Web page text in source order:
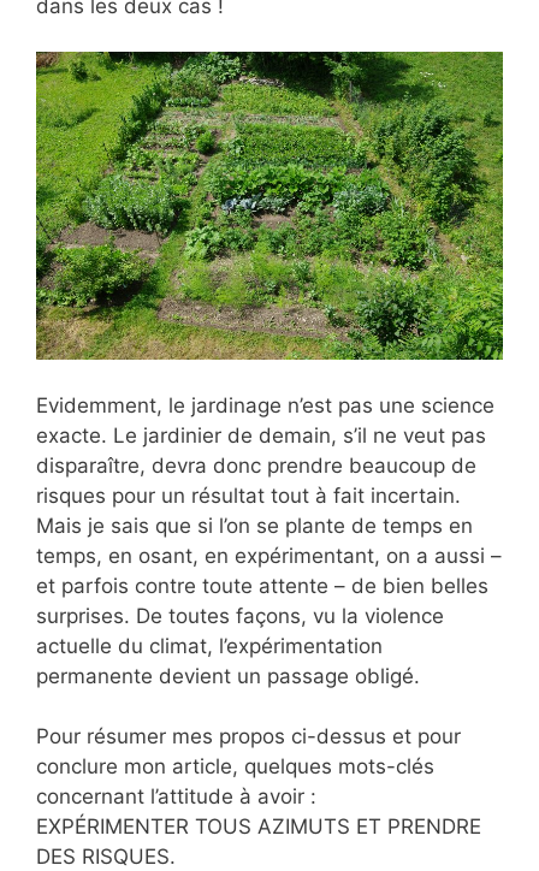
dans les deux cas !
Evidemment, le jardinage n’est pas une science
exacte. Le jardinier de demain, s’il ne veut pas
disparaître, devra donc prendre beaucoup de
risques pour un résultat tout à fait incertain.
Mais je sais que si l’on se plante de temps en
temps, en osant, en expérimentant, on a aussi –
et parfois contre toute attente – de bien belles
surprises. De toutes façons, vu la violence
actuelle du climat, l’expérimentation
permanente devient un passage obligé.
Pour résumer mes propos ci-dessus et pour
conclure mon article, quelques mots-clés
concernant l’attitude à avoir :
EXPÉRIMENTER TOUS AZIMUTS ET PRENDRE
DES RISQUES.